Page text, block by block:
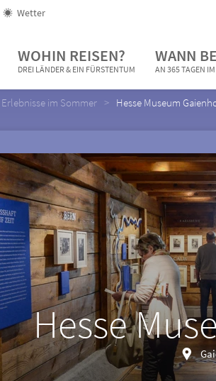
Wetter
WOHIN REISEN?
DREI LÄNDER & EIN FÜRSTENTUM
WANN
AN 365 TAGEN
Erlebnisse im Sommer Hesse Museum
Hesse